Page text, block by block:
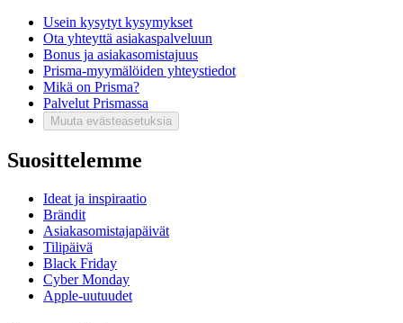
Usein kysytyt kysymykset
Ota yhteyttä asiakaspalveluun
Bonus ja asiakasomistajuus
Prisma-myymälöiden yhteystiedot
Mikä on Prisma?
Palvelut Prismassa
Muuta evästeasetuksia
Suosittelemme
Ideat ja inspiraatio
Brändit
Asiakasomistajapäivät
Tilipäivä
Black Friday
Cyber Monday
Apple-uutuudet